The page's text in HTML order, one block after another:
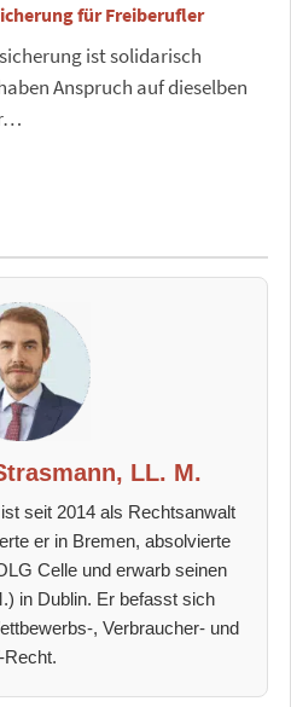
für Freiberufler
ist solidarisch
Anspruch auf dieselben
LL. M.
seit 2014 als Rechtsanwalt
er in Bremen, absolvierte
Celle und erwarb seinen
in Dublin. Er befasst sich
, Verbraucher- und
Recht.